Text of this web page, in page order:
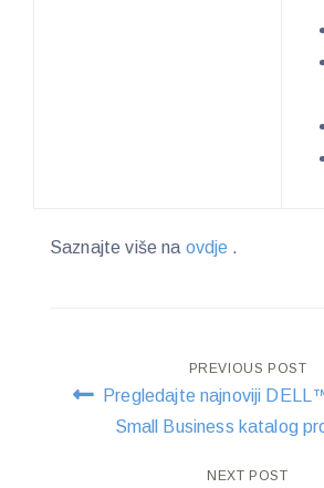
Saznajte više na ovdje .
Post
navigation
PREVIOUS POST
Pregledajte najnoviji
Small Business katalog
NEXT POST